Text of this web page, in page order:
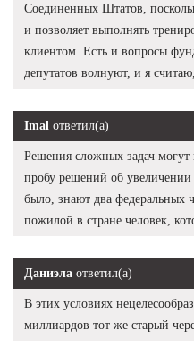
Соединенных Штатов,
и позволяет выполнять
клиентом. Есть и вопросы
депутатов волнуют, и я
Imal ответил(а)
Решения сложных задач
пробу решений об
было, знают два
пожилой в стране человек,
Даниэла ответил(а)
В этих условиях
миллиардов тот же старый